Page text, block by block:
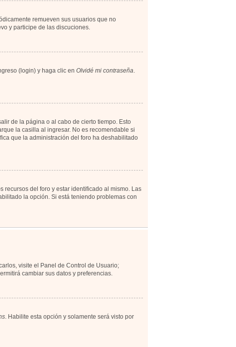
remueven sus usuarios que no
y participe de las discuciones.
(login) y haga clic en Olvidé mi contraseña.
de la página o al cabo de cierto tiempo. Esto
la casilla al ingresar. No es recomendable si
que la administración del foro ha deshabilitado
recursos del foro y estar identificado al mismo. Las
la opción. Si está teniendo problemas con
visite el Panel de Control de Usuario;
cambiar sus datos y preferencias.
. Habilite esta opción y solamente será visto por